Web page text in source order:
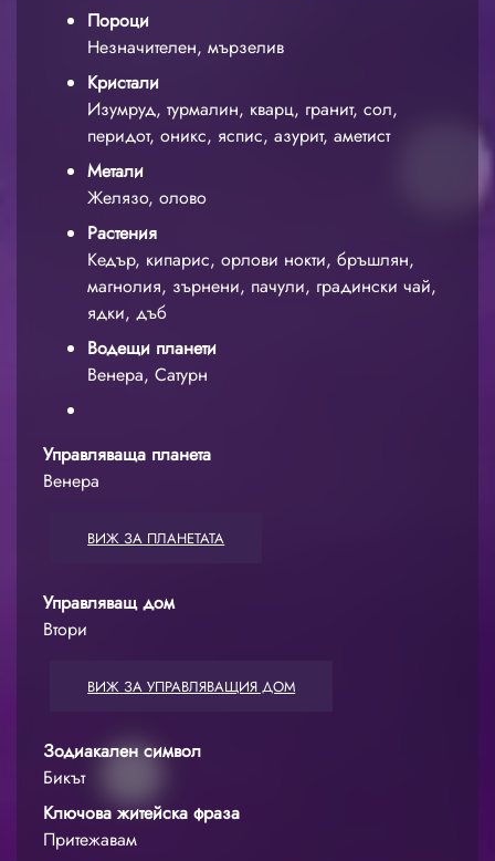
Пороци
Незначителен, мързелив
Кристали
Изумруд, турмалин, кварц, гранит, сол,
перидот, оникс, яспис, азурит, аметист
Метали
Желязо, олово
Растения
Кедър, кипарис, орлови нокти, бръшлян,
магнолия, зърнени, пачули, градински чай,
ядки, дъб
Водещи планети
Венера, Сатурн
Управляваща планета
Венера
ВИЖ ЗА ПЛАНЕТАТА
Управляващ дом
Втори
ВИЖ ЗА УПРАВЛЯВАЩИЯ ДОМ
Зодиакален символ
Бикът
Ключова житейска фраза
Притежавам